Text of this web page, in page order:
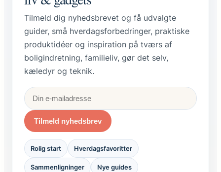
Tilmeld dig nyhedsbrevet og få udvalgte
guider, små hverdagsforbedringer, praktiske
produktidéer og inspiration på tværs af
boligindretning, familieliv, gør det selv,
kæledyr og teknik.
Tilmeld nyhedsbrev
Rolig start Hverdagsfavoritter
Sammenligninger Nye guides